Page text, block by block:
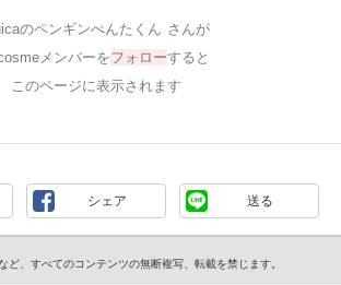
のペンギンぺんたくん さんが
メンバーをフォローすると
このページに表示されます
シェア 送る
ど、すべてのコンテンツの無断複写、転載を禁じます。